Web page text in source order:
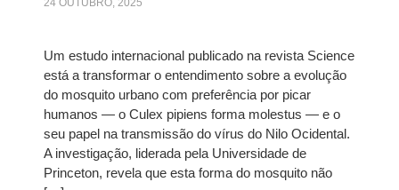
24 OUTUBRO, 2025
Um estudo internacional publicado na revista Science
está a transformar o entendimento sobre a evolução
do mosquito urbano com preferência por picar
humanos — o Culex pipiens forma molestus — e o
seu papel na transmissão do vírus do Nilo Ocidental.
A investigação, liderada pela Universidade de
Princeton, revela que esta forma do mosquito não